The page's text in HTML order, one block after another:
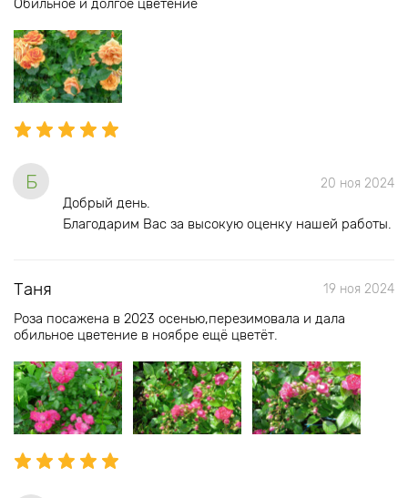
Обильное и долгое цветение
Б 20 ноя 2024
Добрый день.
Благодарим Вас за высокую оценку нашей работы.
Таня 19 ноя 2024
Роза посажена в 2023 осенью,перезимовала и дала
обильное цветение в ноябре ещё цветёт.